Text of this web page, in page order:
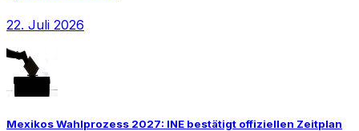
22. Juli 2026
Mexikos Wahlprozess 2027: INE bestätigt offiziellen Zeitplan